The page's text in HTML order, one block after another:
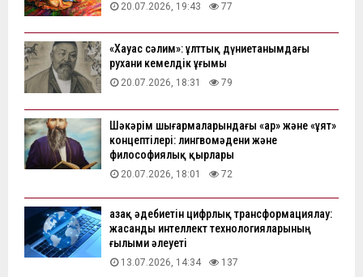
20.07.2026, 19:43 77
«Хауас сәлим»: ұлттық дүниетанымдағы
рухани кемелдік ұғымы
20.07.2026, 18:31 79
Шәкәрім шығармаларындағы «ар» және «ұят»
концептілері: лингвомәдени және
философиялық қырлары
20.07.2026, 18:01 72
Қазақ әдебиетін цифрлық трансформациялау:
жасанды интеллект технологияларының
ғылыми әлеуеті
13.07.2026, 14:34 137